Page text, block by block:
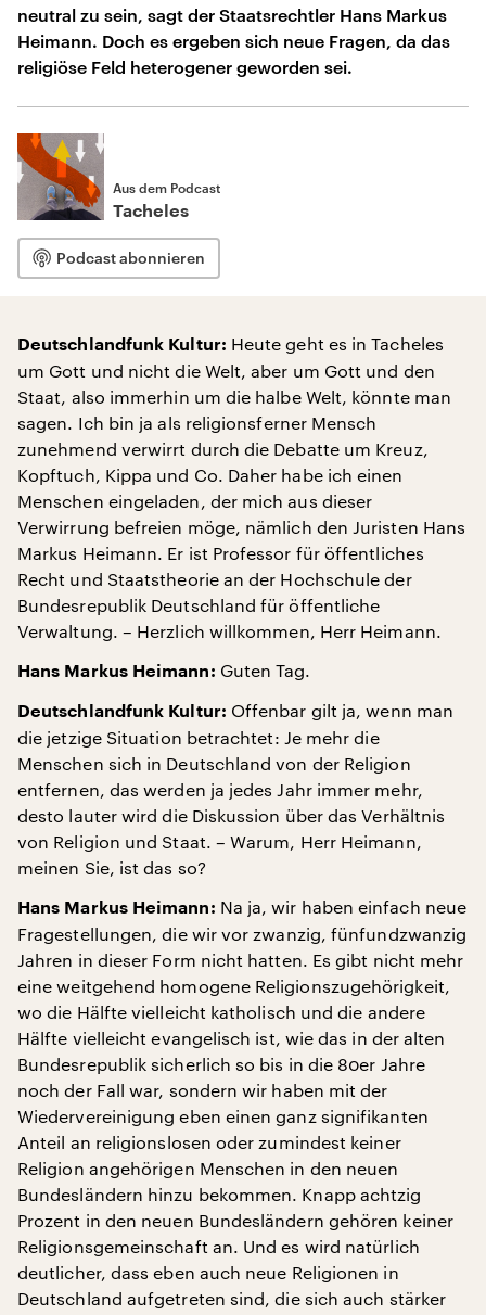
neutral zu sein, sagt der Staatsrechtler Hans Markus
Heimann. Doch es ergeben sich neue Fragen, da das
religiöse Feld heterogener geworden sei.
Aus dem Podcast
Tacheles
Podcast abonnieren
Deutschlandfunk Kultur: Heute geht es in Tacheles
um Gott und nicht die Welt, aber um Gott und den
Staat, also immerhin um die halbe Welt, könnte man
sagen. Ich bin ja als religionsferner Mensch
zunehmend verwirrt durch die Debatte um Kreuz,
Kopftuch, Kippa und Co. Daher habe ich einen
Menschen eingeladen, der mich aus dieser
Verwirrung befreien möge, nämlich den Juristen Hans
Markus Heimann. Er ist Professor für öffentliches
Recht und Staatstheorie an der Hochschule der
Bundesrepublik Deutschland für öffentliche
Verwaltung. – Herzlich willkommen, Herr Heimann.
Hans Markus Heimann: Guten Tag.
Deutschlandfunk Kultur: Offenbar gilt ja, wenn man
die jetzige Situation betrachtet: Je mehr die
Menschen sich in Deutschland von der Religion
entfernen, das werden ja jedes Jahr immer mehr,
desto lauter wird die Diskussion über das Verhältnis
von Religion und Staat. – Warum, Herr Heimann,
meinen Sie, ist das so?
Hans Markus Heimann: Na ja, wir haben einfach neue
Fragestellungen, die wir vor zwanzig, fünfundzwanzig
Jahren in dieser Form nicht hatten. Es gibt nicht mehr
eine weitgehend homogene Religionszugehörigkeit,
wo die Hälfte vielleicht katholisch und die andere
Hälfte vielleicht evangelisch ist, wie das in der alten
Bundesrepublik sicherlich so bis in die 80er Jahre
noch der Fall war, sondern wir haben mit der
Wiedervereinigung eben einen ganz signifikanten
Anteil an religionslosen oder zumindest keiner
Religion angehörigen Menschen in den neuen
Bundesländern hinzu bekommen. Knapp achtzig
Prozent in den neuen Bundesländern gehören keiner
Religionsgemeinschaft an. Und es wird natürlich
deutlicher, dass eben auch neue Religionen in
Deutschland aufgetreten sind, die sich auch stärker